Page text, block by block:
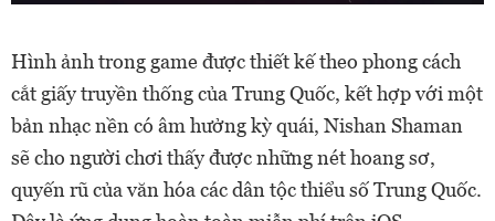
Hình ảnh trong game được thiết kế theo phong cách
cắt giấy truyền thống của Trung Quốc, kết hợp với một
bản nhạc nền có âm hưởng kỳ quái, Nishan Shaman
sẽ cho người chơi thấy được những nét hoang sơ,
quyến rũ của văn hóa các dân tộc thiểu số Trung Quốc.